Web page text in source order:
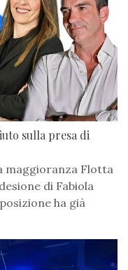
sulla presa di
maggioranza Flotta
di Fabiola
ha già